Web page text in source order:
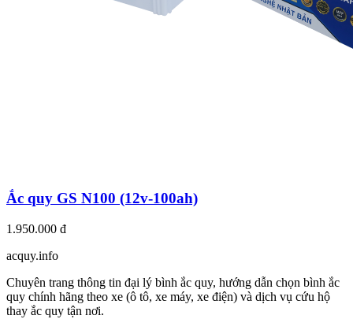
Ắc quy GS N100 (12v-100ah)
1.950.000 đ
acquy.info
Chuyên trang thông tin đại lý bình ắc quy, hướng dẫn chọn bình ắc
quy chính hãng theo xe (ô tô, xe máy, xe điện) và dịch vụ cứu hộ
thay ắc quy tận nơi.